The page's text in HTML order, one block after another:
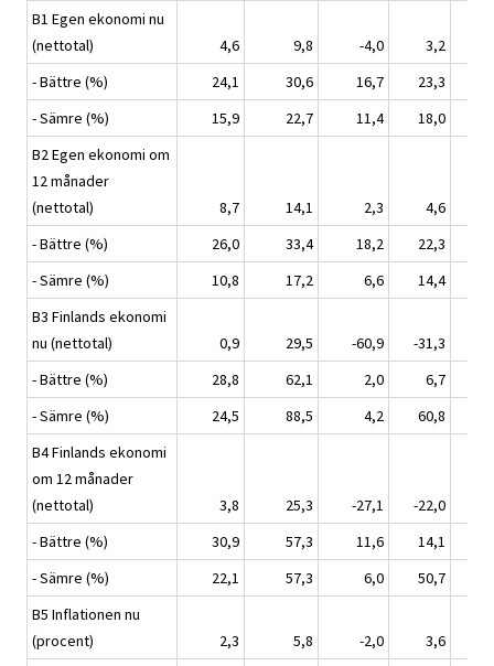
B1 Egen ekonomi nu
(nettotal)
4,6 9,8 -4,0 3,2
- Bättre (%)
24,1 30,6 16,7 23,3
- Sämre (%)
15,9 22,7 11,4 18,0
B2 Egen ekonomi om
12 månader
(nettotal)
8,7 14,1 2,3 4,6
- Bättre (%)
26,0 33,4 18,2 22,3
- Sämre (%)
10,8 17,2 6,6 14,4
B3 Finlands ekonomi
nu (nettotal)
0,9 29,5 -60,9 -31,3
- Bättre (%)
28,8 62,1 2,0 6,7
- Sämre (%)
24,5 88,5 4,2 60,8
B4 Finlands ekonomi
om 12 månader
(nettotal)
3,8 25,3 -27,1 -22,0
- Bättre (%)
30,9 57,3 11,6 14,1
- Sämre (%)
22,1 57,3 6,0 50,7
B5 Inflationen nu
(procent)
2,3 5,8 -2,0 3,6